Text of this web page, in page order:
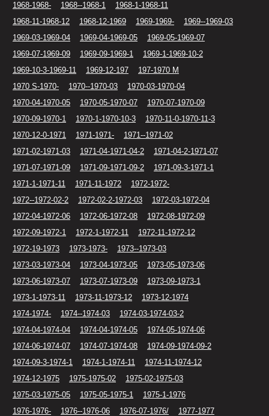
1968-1968-
1968--1968-1
1968-1-1968-11
1968-11-1968-12
1968-12-1969 1969-1969-
1969--1969-03
1969-03-1969-04
1969-04-1969-05
1969-05-1969-07
1969-07-1969-09
1969-09-1969-1
1969-1-1969-10-2
1969-10-3-1969-11
1969-12-197
197-1970 M
1970 S-1970-
1970--1970-03
1970-03-1970-04
1970-04-1970-05
1970-05-1970-07
1970-07-1970-09
1970-09-1970-1
1970-1-1970-10-3
1970-11-0-1970-11-3
1970-12-0-1971
1971-1971-
1971--1971-02
1971-02-1971-03
1971-04-1971-04-2
1971-04-2-1971-07
1971-07-1971-09
1971-09-1971-09-2
1971-09-3-1971-1
1971-1-1971-11
1971-11-1972
1972-1972-
1972--1972-02-2
1972-02-2-1972-03
1972-03-1972-04
1972-04-1972-06
1972-06-1972-08
1972-08-1972-09
1972-09-1972-1
1972-1-1972-11
1972-11-1972-12
1972-19-1973
1973-1973-
1973--1973-03
1973-03-1973-04
1973-04-1973-05
1973-05-1973-06
1973-06-1973-07
1973-07-1973-09
1973-09-1973-1
1973-1-1973-11
1973-11-1973-12
1973-12-1974
1974-1974-
1974--1974-03
1974-03-1974-03-2
1974-04-1974-04
1974-04-1974-05
1974-05-1974-06
1974-06-1974-07
1974-07-1974-08
1974-09-1974-09-2
1974-09-3-1974-1
1974-1-1974-11
1974-11-1974-12
1974-12-1975
1975-1975-02
1975-02-1975-03
1975-03-1975-05
1975-05-1975-1
1975-1-1976
1976-1976-
1976--1976-06 1976-07-1976/
1977-1977